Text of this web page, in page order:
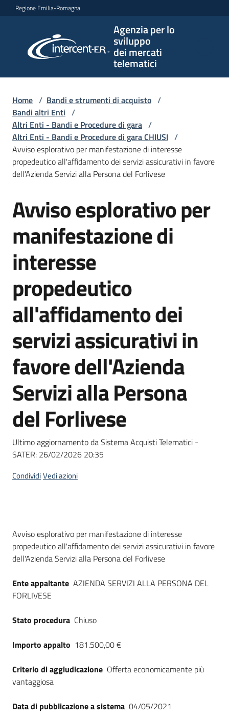
Vai al contenuto
Vai alla navigazione
Vai al footer
Regione Emilia-Romagna
Agenzia per lo
sviluppo
dei mercati
telematici
per lo
sviluppo
telematici
L'Agenzia
e
strumenti
acquisto
Piattaforme
telematiche
English
site
su
Home / Bandi e strumenti di acquisto /
Bandi altri Enti /
Altri Enti - Bandi e Procedure di gara /
Altri Enti - Bandi e Procedure di gara CHIUSI /
Avviso esplorativo per manifestazione di interesse
propedeutico all'affidamento dei servizi assicurativi in favore
dell'Azienda Servizi alla Persona del Forlivese
Salta al contenuto
Avviso esplorativo per
manifestazione di
interesse
propedeutico
all'affidamento dei
servizi assicurativi in
favore dell'Azienda
Servizi alla Persona
del Forlivese
Ultimo aggiornamento da Sistema Acquisti Telematici -
SATER: 26/02/2026 20:35
CondividiVedi azioni
Dati del bando
Avviso esplorativo per manifestazione di interesse
propedeutico all'affidamento dei servizi assicurativi in favore
dell'Azienda Servizi alla Persona del Forlivese
Ente appaltante AZIENDA SERVIZI ALLA PERSONA DEL
FORLIVESE
Stato procedura Chiuso
Importo appalto 181.500,00 €
Criterio di aggiudicazione Offerta economicamente più
vantaggiosa
Data di pubblicazione a sistema 04/05/2021